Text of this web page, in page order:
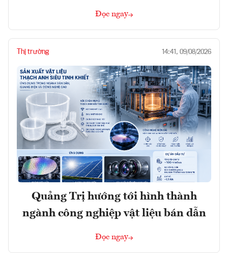
Đọc ngay
Thị trường 14:41, 09/08/2026
Quảng Trị hướng tới hình thành
ngành công nghiệp vật liệu bán dẫn
Đọc ngay